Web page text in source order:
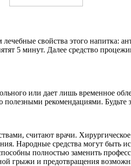
свойства этого напитка:
5 минут. Далее средство
или дает лишь временное
полезными рекомендациями. Будьте
считают врачи. Хирургическое
Народные средства могут быть
полностью заменить
грыжи и предотвращения